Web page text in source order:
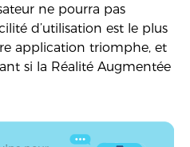
ne pourra pas
d’utilisation est le plus
application triomphe, et
si la Réalité Augmentée